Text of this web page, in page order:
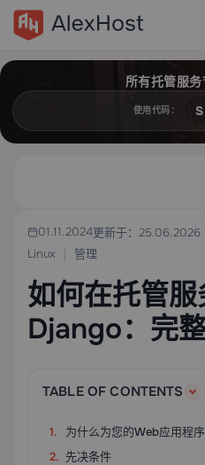
所有托管服务
使用代码：
01.11.2024更新于：25.06.2026
Linux
管理
如何在托管
Django：完
TABLE OF CONTENTS
为什么为您的Web应用程
先决条件